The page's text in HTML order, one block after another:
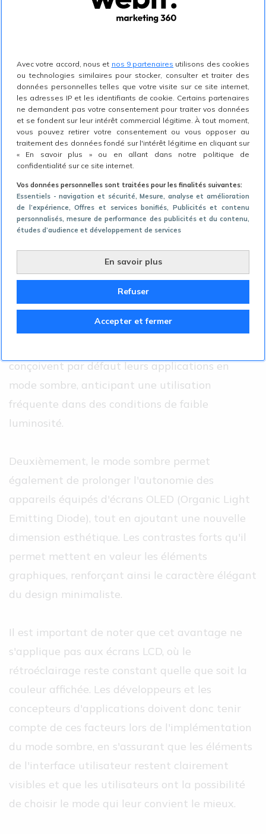
Avec votre accord, nous et nos 9 partenaires utilisons des cookies
ou technologies similaires pour stocker, consulter et traiter des
données personnelles telles que votre visite sur ce site internet,
les adresses IP et les identifiants de cookie. Certains partenaires
ne demandent pas votre consentement pour traiter vos données
et se fondent sur leur intérêt commercial légitime. À tout moment,
vous pouvez retirer votre consentement ou vous opposer au
traitement des données fondé sur l'intérêt légitime en cliquant sur
« En savoir plus » ou en allant dans notre politique de
confidentialité sur ce site internet.
Vos données personnelles sont traitées pour les finalités suivantes:
Essentiels - navigation et sécurité , Mesure, analyse et amélioration
de l’expérience , Offres et services bonifiés , Publicités et contenu
personnalisés, mesure de performance des publicités et du contenu,
études d’audience et développement de services
En savoir plus
Refuser
Accepter et fermer
incontournable pour
utilisateur
Le mode sombre gagne en popularité, avec82 %
des utilisateurs de téléphones mobiles qui le
privilégient. Ces statistiques montrent qu’il
s'agit d'une tendance significative qu'il est
développement d’interfaces.
Cette popularité croissante s'explique par
plusieurs facteurs. Premièrement, le mode
sombre réduit considérablement l'éblouissement,
ce qui est particulièrement bénéfique dans des
environnements peu éclairés ou la nuit. Les
interfaces de streaming comme Netflix ou
conçoivent par défaut leurs applications en
mode sombre, anticipant une utilisation
fréquente dans des conditions de faible
luminosité.
Deuxièmement, le mode sombre permet
également de prolonger l'autonomie des
appareils équipés d'écrans OLED (Organic Light
Emitting Diode), tout en ajoutant une nouvelle
dimension esthétique. Les contrastes forts qu'il
permet mettent en valeur les éléments
graphiques, renforçant ainsi le caractère élégant
du design minimaliste.
Il est important de noter que cet avantage ne
s'applique pas aux écrans LCD, où le
rétroéclairage reste constant quelle que soit la
couleur affichée. Les développeurs et les
concepteurs d'applications doivent donc tenir
compte de ces facteurs lors de l'implémentation
du mode sombre, en s'assurant que les éléments
de l'interface utilisateur restent clairement
visibles et que les utilisateurs ont la possibilité
de choisir le mode qui leur convient le mieux.